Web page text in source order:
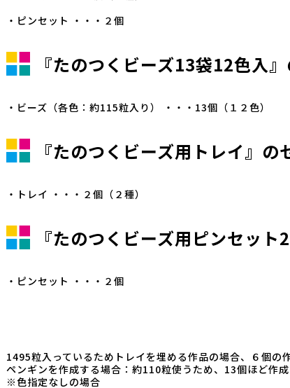
・ピンセット ・・・２個
『たのつくビーズ13袋12色入
・ビーズ（各色：約115粒入り） ・・・13個（１２色）
『たのつくビーズ用トレイ』の
・トレイ ・・・２個（２種）
『たのつくビーズ用ピンセッ
・ピンセット ・・・２個
1495粒入っているためトレイを埋める作品の場合、６個の
ペンギンを作成する場合：約110粒使うため、13個ほど作成
※色指定なしの場合